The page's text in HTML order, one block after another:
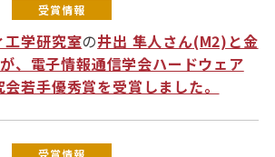
受賞情報
工学研究室の井出 隼人さん(M2)と金
、電子情報通信学会ハードウェア
若手優秀賞を受賞しました。
受賞情報